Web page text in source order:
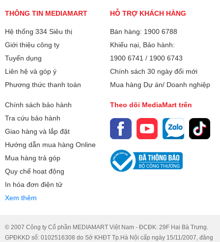
THÔNG TIN MEDIAMART
Hệ thống 334 Siêu thị
Giới thiệu công ty
Tuyển dụng
Liên hệ và góp ý
Phương thức thanh toán
HỖ TRỢ KHÁCH HÀNG
Bán hàng: 1900 6788
Khiếu nại, Bảo hành:
1900 6741 / 1900 6743
Chính sách 30 ngày đổi mới
Mua hàng Dự án/ Doanh nghiệp
Chính sách bảo hành
Tra cứu bảo hành
Giao hàng và lắp đặt
Hướng dẫn mua hàng Online
Mua hàng trả góp
Quy chế hoạt động
In hóa đơn điện tử
Xem thêm
Theo dõi MediaMart trên
© 2007 Công ty Cổ phần MEDIAMART Việt Nam - ĐCĐK: 29F Hai Bà Trưng.
GPĐKKD số: 0102516308 do Sở KHĐT Tp.Hà Nội cấp ngày 15/11/2007, đăng